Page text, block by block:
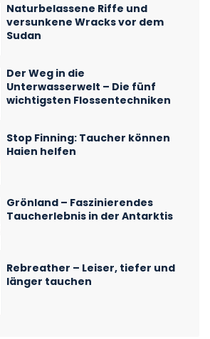
Naturbelassene Riffe und
versunkene Wracks vor dem
Sudan
Der Weg in die
Unterwasserwelt – Die fünf
wichtigsten Flossentechniken
Stop Finning: Taucher können
Haien helfen
Grönland – Faszinierendes
Taucherlebnis in der Antarktis
Rebreather – Leiser, tiefer und
länger tauchen